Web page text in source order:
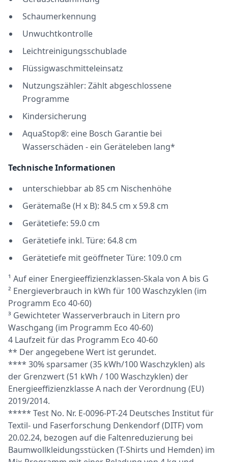
Schaumerkennung
Unwuchtkontrolle
Leichtreinigungsschublade
Flüssigwaschmitteleinsatz
Nutzungszähler: Zählt abgeschlossene
Programme
Kindersicherung
AquaStop®: eine Bosch Garantie bei
Wasserschäden - ein Geräteleben lang*
Technische Informationen
unterschiebbar ab 85 cm Nischenhöhe
Gerätemaße (H x B): 84.5 cm x 59.8 cm
Gerätetiefe: 59.0 cm
Gerätetiefe inkl. Türe: 64.8 cm
Gerätetiefe mit geöffneter Türe: 109.0 cm
¹ Auf einer Energieeffizienzklassen-Skala von A bis G
² Energieverbrauch in kWh für 100 Waschzyklen (im
Programm Eco 40-60)
³ Gewichteter Wasserverbrauch in Litern pro
Waschgang (im Programm Eco 40-60)
4 Laufzeit für das Programm Eco 40-60
** Der angegebene Wert ist gerundet.
**** 30% sparsamer (35 kWh/100 Waschzyklen) als
der Grenzwert (51 kWh / 100 Waschzyklen) der
Energieeffizienzklasse A nach der Verordnung (EU)
2019/2014.
***** Test No. Nr. E-0096-PT-24 Deutsches Institut für
Textil- und Faserforschung Denkendorf (DITF) vom
20.02.24, bezogen auf die Faltenreduzierung bei
Baumwollkleidungsstücken (T-Shirts und Hemden) im